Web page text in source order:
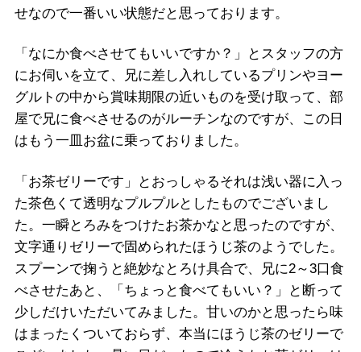
せなので一番いい状態だと思っております。
「なにか食べさせてもいいですか？」とスタッフの方
にお伺いを立て、兄に差し入れしているプリンやヨー
グルトの中から賞味期限の近いものを受け取って、部
屋で兄に食べさせるのがルーチンなのですが、この日
はもう一皿お盆に乗っておりました。
「お茶ゼリーです」とおっしゃるそれは浅い器に入っ
た茶色くて透明なプルプルとしたものでございまし
た。一瞬とろみをつけたお茶かなと思ったのですが、
文字通りゼリーで固められたほうじ茶のようでした。
スプーンで掬うと絶妙なとろけ具合で、兄に2～3口食
べさせたあと、「ちょっと食べてもいい？」と断って
少しだけいただいてみました。甘いのかと思ったら味
はまったくついておらず、本当にほうじ茶のゼリーで